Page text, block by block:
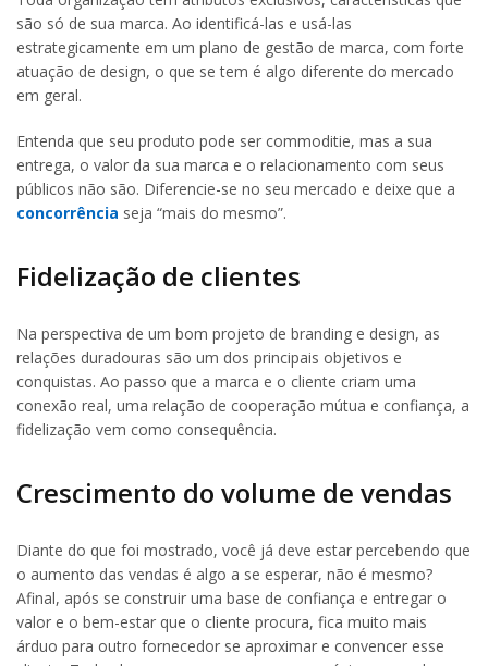
são só de sua marca. Ao identificá-las e usá-las
estrategicamente em um plano de gestão de marca, com forte
atuação de design, o que se tem é algo diferente do mercado
em geral.
Entenda que seu produto pode ser commoditie, mas a sua
entrega, o valor da sua marca e o relacionamento com seus
públicos não são. Diferencie-se no seu mercado e deixe que a
concorrência seja “mais do mesmo”.
Fidelização de clientes
Na perspectiva de um bom projeto de branding e design, as
relações duradouras são um dos principais objetivos e
conquistas. Ao passo que a marca e o cliente criam uma
conexão real, uma relação de cooperação mútua e confiança, a
fidelização vem como consequência.
Crescimento do volume de vendas
Diante do que foi mostrado, você já deve estar percebendo que
o aumento das vendas é algo a se esperar, não é mesmo?
Afinal, após se construir uma base de confiança e entregar o
valor e o bem-estar que o cliente procura, fica muito mais
árduo para outro fornecedor se aproximar e convencer esse